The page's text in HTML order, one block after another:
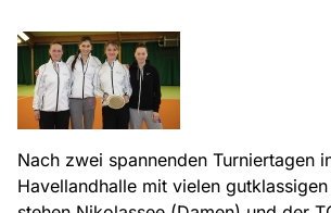
Nach zwei spannenden Turniertagen
Havellandhalle mit vielen